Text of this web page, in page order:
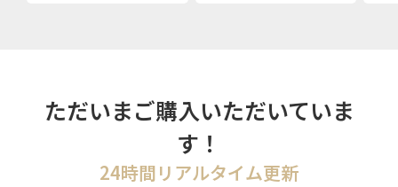
ただいまご購入いただいていま
す！
24時間リアルタイム更新